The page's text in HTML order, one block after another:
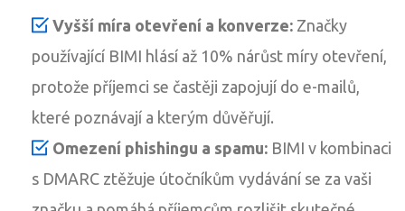
Vyšší míra otevření a konverze: Značky
používající BIMI hlásí až 10% nárůst míry otevření,
protože příjemci se častěji zapojují do e-mailů,
které poznávají a kterým důvěřují.
Omezení phishingu a spamu: BIMI v kombinaci
s DMARC ztěžuje útočníkům vydávání se za vaši